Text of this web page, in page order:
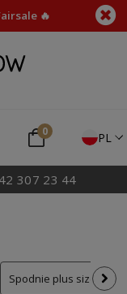
🔥
PL
307 23 44
Spodnie plus size